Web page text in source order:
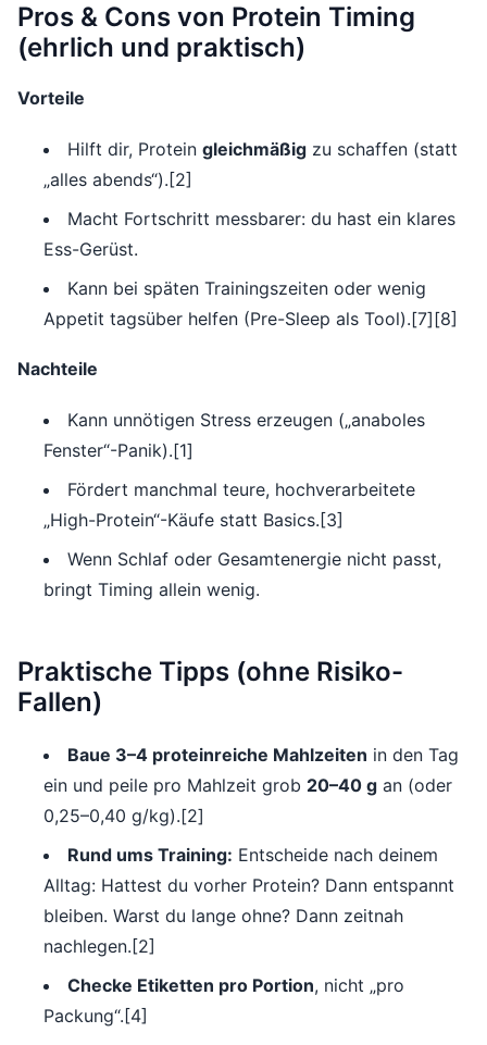
Pros & Cons von Protein Timing
(ehrlich und praktisch)
Vorteile
Hilft dir, Protein gleichmäßig zu schaffen (statt
„alles abends“).[2]
Macht Fortschritt messbarer: du hast ein klares
Ess-Gerüst.
Kann bei späten Trainingszeiten oder wenig
Appetit tagsüber helfen (Pre-Sleep als Tool).[7][8]
Nachteile
Kann unnötigen Stress erzeugen („anaboles
Fenster“-Panik).[1]
Fördert manchmal teure, hochverarbeitete
„High-Protein“-Käufe statt Basics.[3]
Wenn Schlaf oder Gesamtenergie nicht passt,
bringt Timing allein wenig.
Praktische Tipps (ohne Risiko-
Fallen)
Baue 3–4 proteinreiche Mahlzeiten in den Tag
ein und peile pro Mahlzeit grob 20–40 g an (oder
0,25–0,40 g/kg).[2]
Rund ums Training: Entscheide nach deinem
Alltag: Hattest du vorher Protein? Dann entspannt
bleiben. Warst du lange ohne? Dann zeitnah
nachlegen.[2]
Checke Etiketten pro Portion, nicht „pro
Packung“.[4]